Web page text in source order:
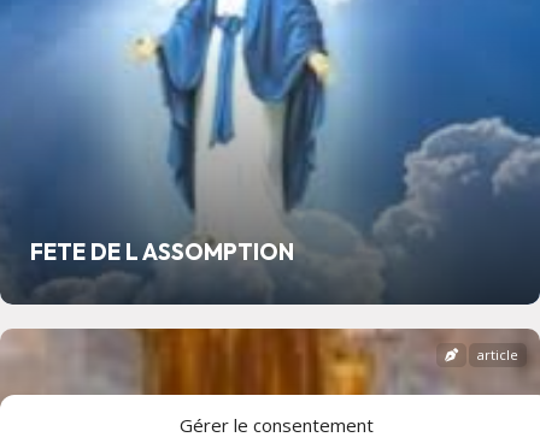
Gérer le consentement
FETE DE L ASSOMPTION
article